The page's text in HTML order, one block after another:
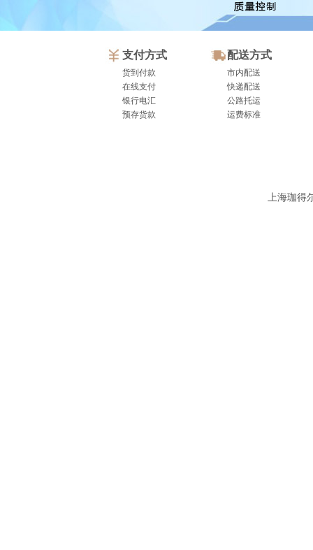
支付方式
货到付款
在线支付
银行电汇
预存货款
配送方式
市内配送
快递配送
公路托运
运费标准
上海珈得